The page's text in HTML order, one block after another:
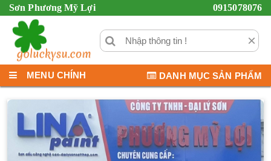
Sơn Phương Mỹ Lợi 0915078076
×
MENU CHÍNH DANH MỤC SẢN PHẨM